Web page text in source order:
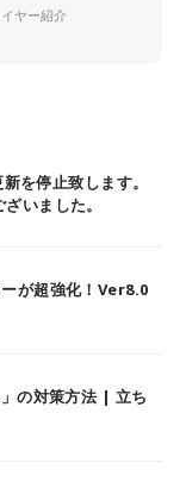
ヤー紹介
を停止致します。
いました。
が超強化！Ver8.0
の対策方法 | 立ち